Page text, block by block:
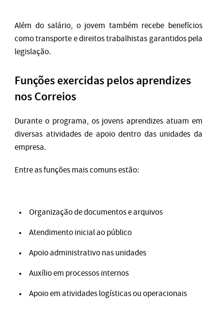
Além do salário, o jovem também recebe benefícios
como transporte e direitos trabalhistas garantidos pela
legislação.
Funções exercidas pelos aprendizes
nos Correios
Durante o programa, os jovens aprendizes atuam em
diversas atividades de apoio dentro das unidades da
empresa.
Entre as funções mais comuns estão:
Organização de documentos e arquivos
Atendimento inicial ao público
Apoio administrativo nas unidades
Auxílio em processos internos
Apoio em atividades logísticas ou operacionais